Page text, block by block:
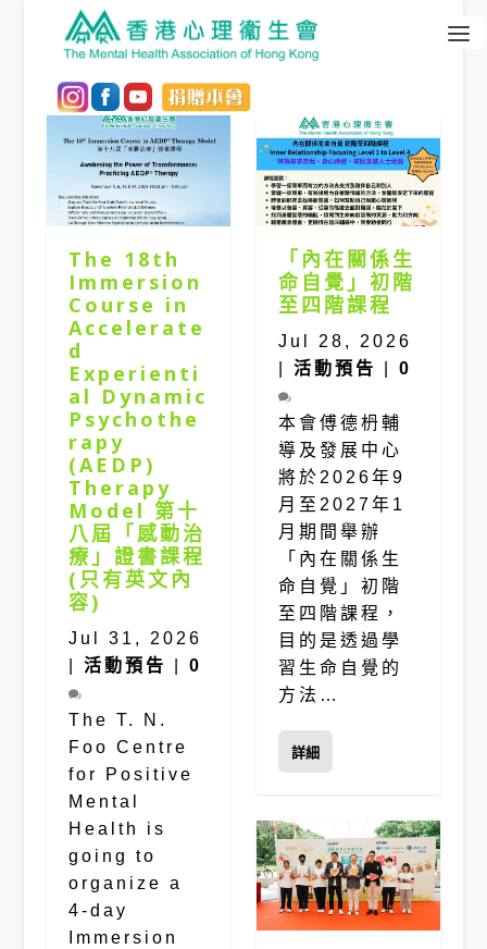
The 18th
Immersion
Course in
Accelerate
d
Experienti
al Dynamic
Psychothe
rapy
(AEDP)
Therapy
Model 第十
八屆「感動治
療」證書課程
(只有英文內
容)
Jul 31, 2026
活動預告 0
The T. N.
Foo Centre
for Positive
Mental
Health is
going to
organize a
4-day
Immersion
「內在關係生
命自覺」初階
至四階課程
Jul 28, 2026
活動預告 0
本會傅德枬輔
導及發展中心
將於2026年9
月至2027年1
月期間舉辦
「內在關係生
命自覺」初階
至四階課程，
目的是透過學
習生命自覺的
方法…
詳細